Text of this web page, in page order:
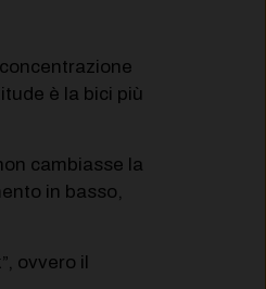
è la bici più
cambiasse la
in basso,
ovvero il